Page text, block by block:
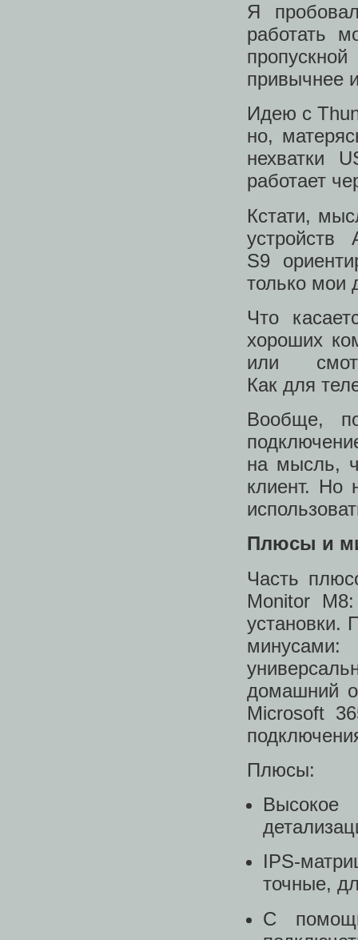
Я
работать
привычнее
Идею с
но,
нехватки
работает
Кстати,
S9
только мои
Что
хороших
или
Как для
Вообще,
на мысль,
клиент. Но
Плюсы и
Часть
Monitor
установки.
домашний
Microsoft
Плюсы:
IPS-
точные,
С